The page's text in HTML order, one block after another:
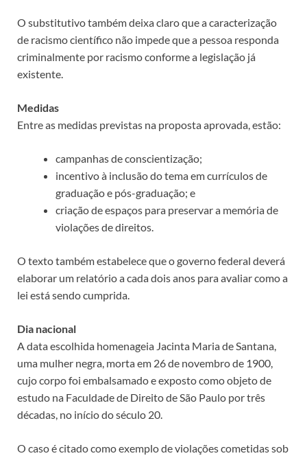
O substitutivo também deixa claro que a caracterização
de racismo científico não impede que a pessoa responda
criminalmente por racismo conforme a legislação já
existente.
Medidas
Entre as medidas previstas na proposta aprovada, estão:
campanhas de conscientização;
incentivo à inclusão do tema em currículos de
graduação e pós-graduação; e
criação de espaços para preservar a memória de
violações de direitos.
O texto também estabelece que o governo federal deverá
elaborar um relatório a cada dois anos para avaliar como a
lei está sendo cumprida.
Dia nacional
A data escolhida homenageia Jacinta Maria de Santana,
uma mulher negra, morta em 26 de novembro de 1900,
cujo corpo foi embalsamado e exposto como objeto de
estudo na Faculdade de Direito de São Paulo por três
décadas, no início do século 20.
O caso é citado como exemplo de violações cometidas sob